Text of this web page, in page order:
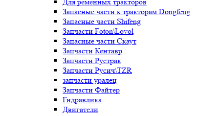
Запасные части к тракторам Dongfeng
Запасные части Shifeng
Запчасти Foton\Lovol
Запасные части Скаут
Запчасти Кентавр
Запчасти Рустрак
Запчасти Русич\TZR
запчасти уралец
Запчасти Файтер
Гидравлика
Двигатели